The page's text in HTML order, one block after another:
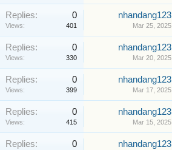
Replies: 0
Views: 401
nhandang123
Mar 25, 2025
Replies: 0
Views: 330
nhandang123
Mar 20, 2025
Replies: 0
Views: 399
nhandang123
Mar 17, 2025
Replies: 0
Views: 415
nhandang123
Mar 15, 2025
Replies: 0 nhandang123